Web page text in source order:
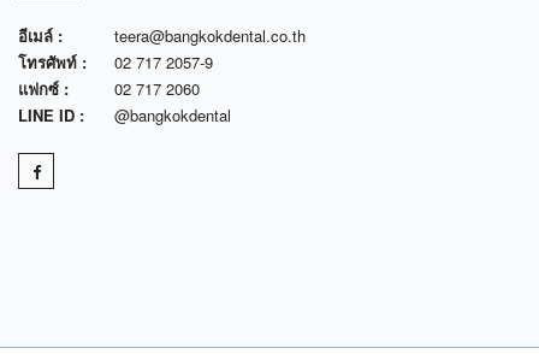
อีเมล์ :
teera@bangkokdental.co.th
โทรศัพท์ :
02 717 2057-9
แฟกซ์ :
02 717 2060
LINE ID :
@bangkokdental